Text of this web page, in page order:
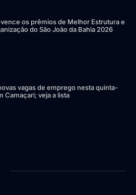
os prêmios de Melhor Estrutura e
do São João da Bahia 2026
vagas de emprego nesta quinta-
Camaçari; veja a lista